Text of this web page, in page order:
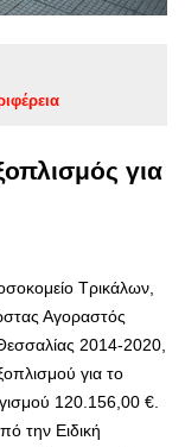
για
Τρικάλων,
Αγοραστός
2014-2020,
για το
120.156,00 €.
την Ειδική